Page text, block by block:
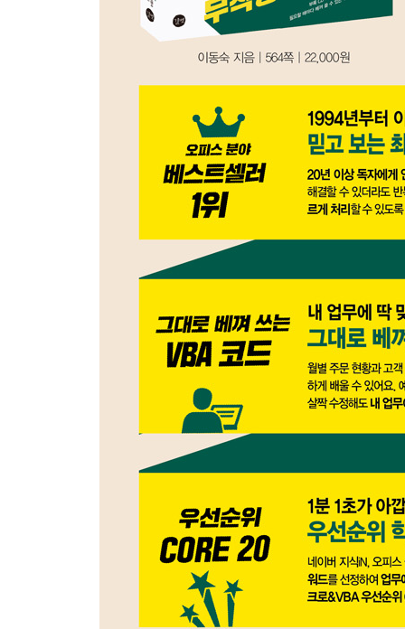
리뷰! 실무 예제 121
핵심! 실무 노트 122
Chapter 2 VBA 개체의 구조와 문법
Section 04 엑셀 개체 사용하기
〈핵심기능〉 01 엑셀 개체의 구성 이해하기 129
〈실무예제〉 02 대표적인 엑셀 개체의 사용법과
〈실무예제〉 03 개체 속성과 메서드의 종류 확인
★〈실무예제〉 04 Range 속성으로 작업 영역 지
★〈실무예제〉 05 Cells와 Offset 속성으로 작업
〈핵심기능〉 07 행과 열 단위로 영역 지정하기 ?
★〈핵심기능〉 08 조건에 맞는 영역 지정하기 -
리뷰! 실무 예제 151
Section 05 엑셀의 주요 속성 및 메서드 사용하기
★〈핵심기능〉 01 셀에 값 입력하고 가져오기 -
★〈핵심기능〉 02 자주 사용하는 공통 속성 총정
〈핵심기능〉 04 셀에 메모 삽입하고 관리하기 -
〈핵심기능〉 05 Save, SaveAs 메서드로 저장하
〈핵심기능〉 06 다양한 영역의 합집합과 교집합
〈핵심기능〉 07 PrintPreview, PrintOut 메서드로
〈핵심기능〉 08 복사 및 붙여넣기 메서드 총정리
〈핵심기능〉 09 색을 지정하는 다양한 방법 살펴